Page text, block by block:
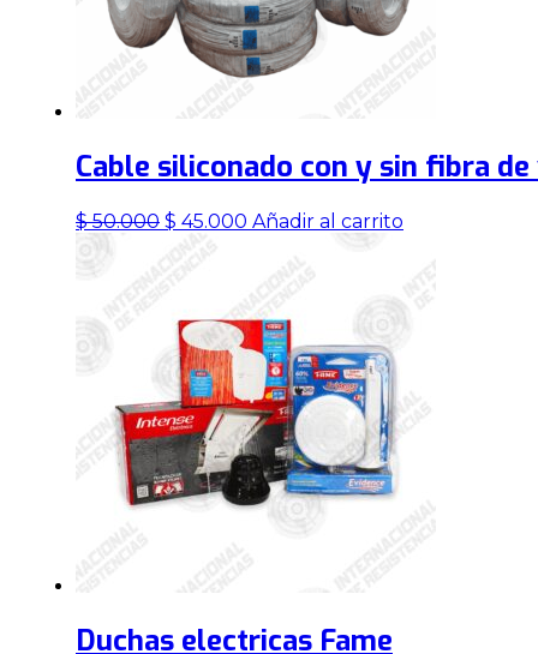
Cable siliconado con y sin fibra
$50.000 El
era:
$ 50.000.
$ 45.000 El
$ 45.000.
Añadir al carrito
Duchas electricas Fame